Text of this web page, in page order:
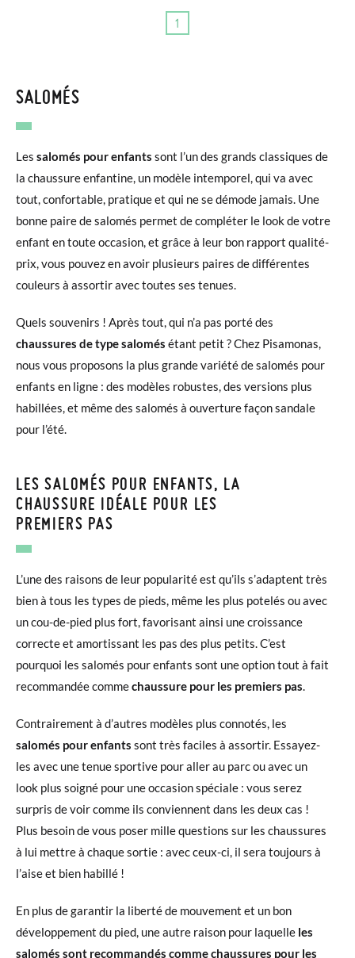
1
SALOMÉS
Les salomés pour enfants sont l’un des grands classiques de
la chaussure enfantine, un modèle intemporel, qui va avec
tout, confortable, pratique et qui ne se démode jamais. Une
bonne paire de salomés permet de compléter le look de votre
enfant en toute occasion, et grâce à leur bon rapport qualité-
prix, vous pouvez en avoir plusieurs paires de différentes
couleurs à assortir avec toutes ses tenues.
Quels souvenirs ! Après tout, qui n’a pas porté des
chaussures de type salomés étant petit ? Chez Pisamonas,
nous vous proposons la plus grande variété de salomés pour
enfants en ligne : des modèles robustes, des versions plus
habillées, et même des salomés à ouverture façon sandale
pour l’été.
LES SALOMÉS POUR ENFANTS, LA
CHAUSSURE IDÉALE POUR LES
PREMIERS PAS
L’une des raisons de leur popularité est qu’ils s’adaptent très
bien à tous les types de pieds, même les plus potelés ou avec
un cou-de-pied plus fort, favorisant ainsi une croissance
correcte et amortissant les pas des plus petits. C’est
pourquoi les salomés pour enfants sont une option tout à fait
recommandée commechaussure pour les premiers pas.
Contrairement à d’autres modèles plus connotés, les
salomés pour enfants sont très faciles à assortir. Essayez-
les avec une tenue sportive pour aller au parc ou avec un
look plus soigné pour une occasion spéciale : vous serez
surpris de voir comme ils conviennent dans les deux cas !
Plus besoin de vous poser mille questions sur les chaussures
à lui mettre à chaque sortie : avec ceux-ci, il sera toujours à
l’aise et bien habillé !
En plus de garantir la liberté de mouvement et un bon
développement du pied, une autre raison pour laquelle les
salomés sont recommandés comme chaussures pour les